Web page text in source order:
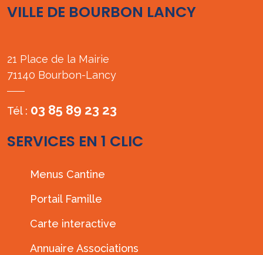
VILLE DE BOURBON LANCY
21 Place de la Mairie
71140 Bourbon-Lancy
Tél : 03 85 89 23 23
SERVICES EN 1 CLIC
Menus Cantine
Portail Famille
Carte interactive
Annuaire Associations